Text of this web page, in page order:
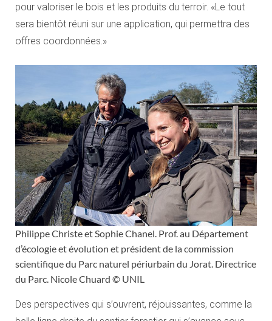
pour valoriser le bois et les produits du terroir. «Le tout
sera bientôt réuni sur une application, qui permettra des
offres coordonnées.»
Philippe Christe et Sophie Chanel. Prof. au Département
d’écologie et évolution et président de la commission
scientifique du Parc naturel périurbain du Jorat. Directrice
du Parc. Nicole Chuard © UNIL
Des perspectives qui s’ouvrent, réjouissantes, comme la